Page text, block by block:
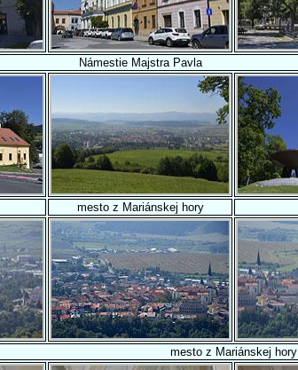
Námestie Majstra Pavla
mesto z Mariánskej hory
mesto z Mariánskej hory